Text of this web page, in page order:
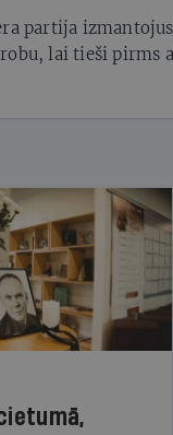
partija
lai tieši pirms
par summu,